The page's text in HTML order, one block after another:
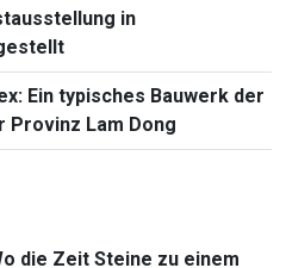
in
Ein typisches Bauwerk der
Provinz Lam Dong
die Zeit Steine zu einem